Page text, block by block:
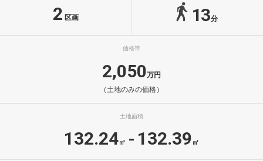
2 区画 13分
価格帯
2,050万円
（土地のみの価格）
土地面積
132.24㎡ - 132.39 ㎡